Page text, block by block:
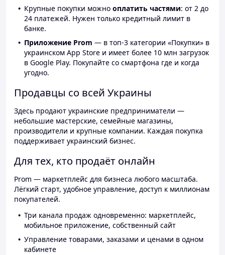
Крупные покупки можно оплатить частями: от 2 до
24 платежей. Нужен только кредитный лимит в
банке.
Приложение Prom — в топ-3 категории «Покупки» в
украинском App Store и имеет более 10 млн загрузок
в Google Play. Покупайте со смартфона где и когда
угодно.
Продавцы со всей Украины
Здесь продают украинские предприниматели —
небольшие мастерские, семейные магазины,
производители и крупные компании. Каждая покупка
поддерживает украинский бизнес.
Для тех, кто продаёт онлайн
Prom — маркетплейс для бизнеса любого масштаба.
Лёгкий старт, удобное управление, доступ к миллионам
покупателей.
Три канала продаж одновременно: маркетплейс,
мобильное приложение, собственный сайт
Управление товарами, заказами и ценами в одном
кабинете